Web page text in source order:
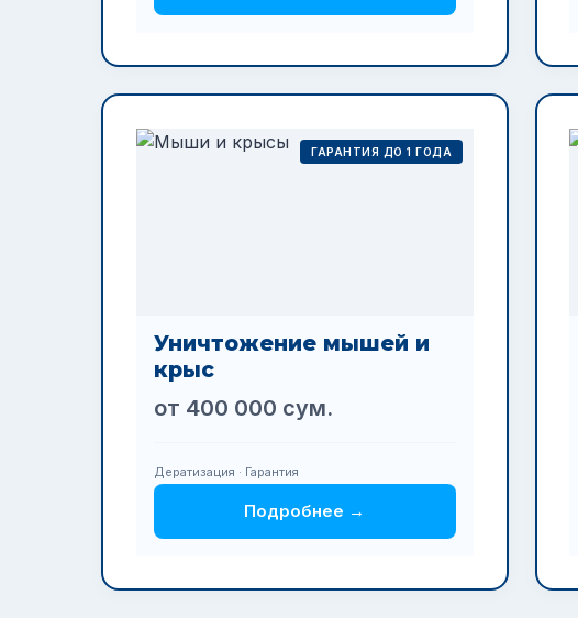
ГАРАНТИЯ ДО 1 ГОДА
Уничтожение мышей и
крыс
от 400 000 сум.
Дератизация · Гарантия
Подробнее →